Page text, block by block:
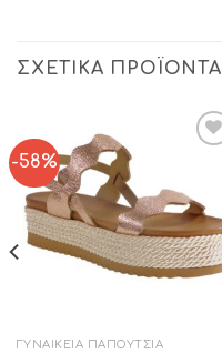
ΣΧΕΤΙΚΆ ΠΡΟΪΌΝΤΑ
-58%
ΓΥΝΑΙΚΕΊΑ ΠΑΠΟΎΤΣΙΑ